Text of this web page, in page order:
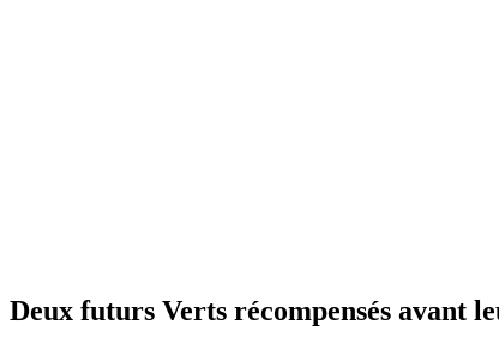
Deux futurs Verts récompensés avant